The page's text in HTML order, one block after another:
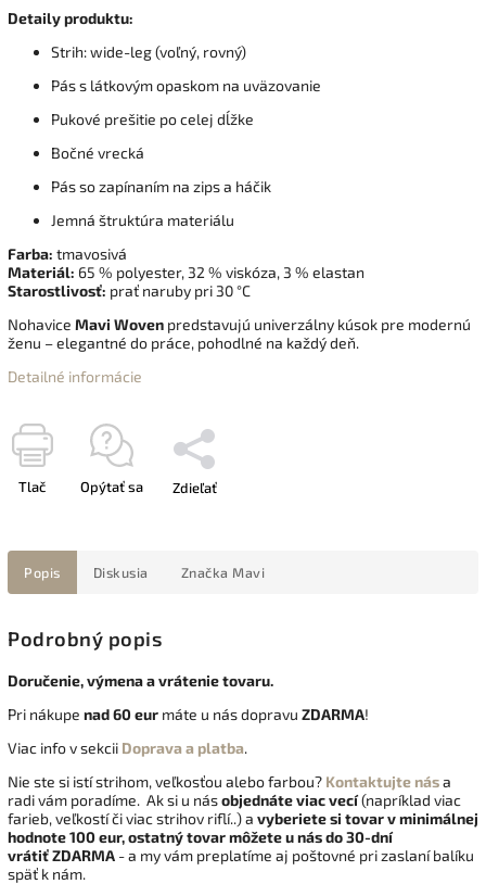
Detaily produktu:
Strih: wide-leg (voľný, rovný)
Pás s látkovým opaskom na uväzovanie
Pukové prešitie po celej dĺžke
Bočné vrecká
Pás so zapínaním na zips a háčik
Jemná štruktúra materiálu
Farba: tmavosivá
Materiál: 65 % polyester, 32 % viskóza, 3 % elastan
Starostlivosť: prať naruby pri 30 °C
Nohavice Mavi Woven predstavujú univerzálny kúsok pre modernú
ženu – elegantné do práce, pohodlné na každý deň.
Detailné informácie
Tlač Opýtať sa Zdieľať
Popis Diskusia Značka Mavi
Podrobný popis
Doručenie, výmena a vrátenie tovaru.
Pri nákupe nad 60 eur máte u nás dopravu ZDARMA!
Viac info v sekcii Doprava a platba.
Nie ste si istí strihom, veľkosťou alebo farbou? Kontaktujte nása
radi vám poradíme. Ak si u násobjednáte viac vecí(napríklad viac
farieb, veľkostí či viac strihov riflí..) a vyberiete si tovar v minimálnej
hodnote 100 eur, ostatný tovar môžete u nás do 30-dní
vrátiťZDARMA - a my vám preplatíme aj poštovné pri zaslaní balíku
späť k nám.